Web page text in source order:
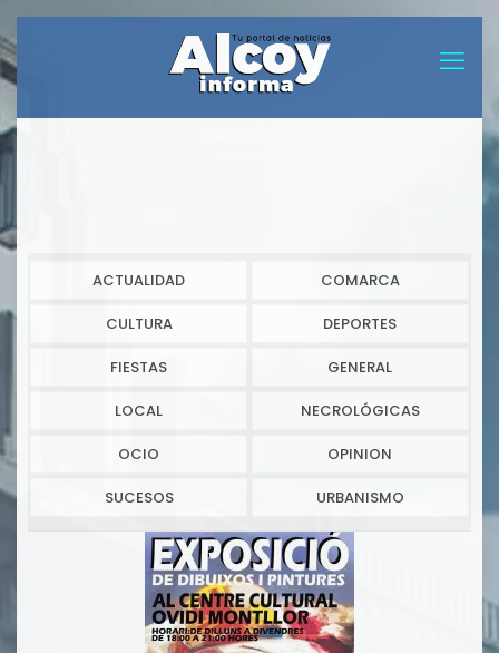
ACTUALIDAD COMARCA
CULTURA DEPORTES
FIESTAS GENERAL
LOCAL NECROLÓGICAS
OCIO OPINION
SUCESOS URBANISMO